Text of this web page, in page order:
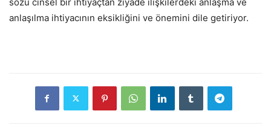
anlaşılma ihtiyacının eksikliğini ve önemini dile getiriyor.